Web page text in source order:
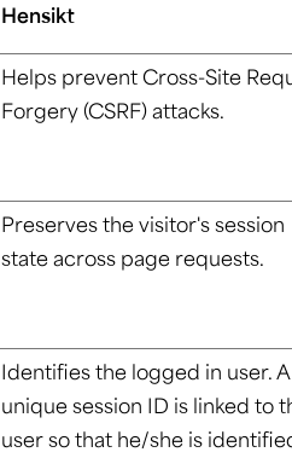
Hensikt
Helps prevent Cross-Site
Forgery (CSRF) attacks.
Preserves the visitor's session
state across page requests.
Identifies the logged in user. A
unique session ID is linked to
user so that he/she is